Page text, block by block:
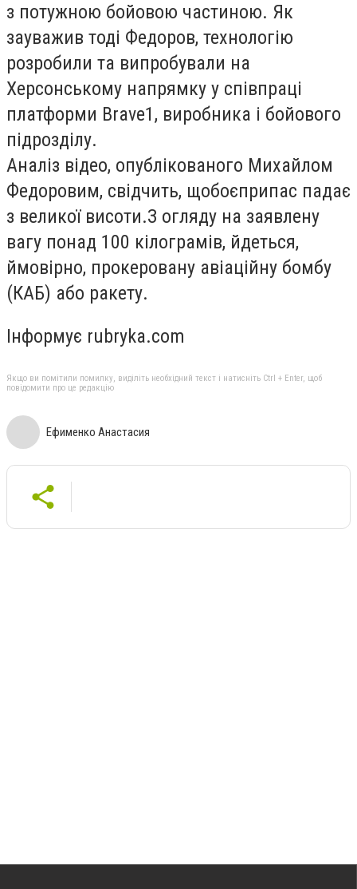
з потужною бойовою частиною. Як
зауважив тоді Федоров, технологію
розробили та випробували на
Херсонському напрямку у співпраці
платформи Brave1, виробника і бойового
підрозділу.
Аналіз відео, опублікованого Михайлом
Федоровим, свідчить, щобоєприпас падає
з великої висоти.З огляду на заявлену
вагу понад 100 кілограмів, йдеться,
ймовірно, прокеровану авіаційну бомбу
(КАБ) або ракету.
Інформує rubryka.com
Якщо ви помітили помилку, виділіть необхідний текст і натисніть Ctrl + Enter, щоб
повідомити про це редакцію
Ефименко Анастасия